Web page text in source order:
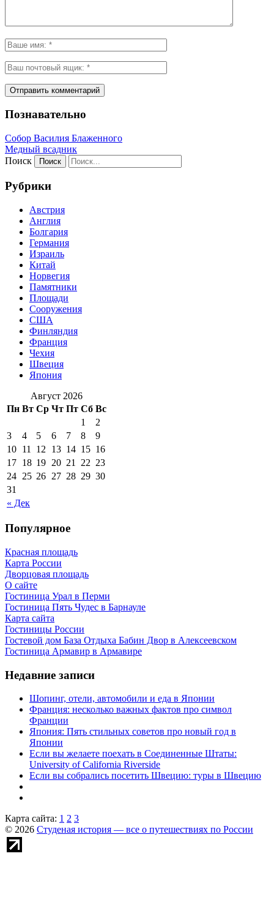
Познавательно
Собор Василия Блаженного
Медный всадник
Поиск
Рубрики
Австрия
Англия
Болгария
Германия
Израиль
Китай
Норвегия
Памятники
Площади
Сооружения
США
Финляндия
Франция
Чехия
Швеция
Япония
Август 2026
Пн Вт Ср Чт Пт Сб Вс
« Дек
1
2
3
4 5 6 7 8
9
10 11 12 13 14 15 16
17 18 19 20 21 22 23
24 25 26 27 28 29 30
31
Популярное
Красная площадь
Карта России
Дворцовая площадь
О сайте
Гостиница Урал в Перми
Гостиница Пять Чудес в Барнауле
Карта сайта
Гостиницы России
Гостевой дом База Отдыха Бабин Двор в Алексеевском
Гостиница Армавир в Армавире
Недавние записи
Шопинг, отели, автомобили и еда в Японии
Франция: несколько важных фактов про символ
Франции
Япония: Пять стильных советов про новый год в
Японии
Если вы желаете поехать в Соединенные Штаты:
University of California Riverside
Если вы собрались посетить Швецию: туры в Швецию
Карта сайта: 1 2 3
© 2026 Студеная история — все о путешествиях по России